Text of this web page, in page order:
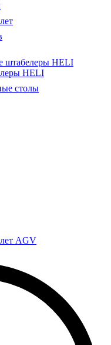
штабелеры HELI
HELI
столы
AGV